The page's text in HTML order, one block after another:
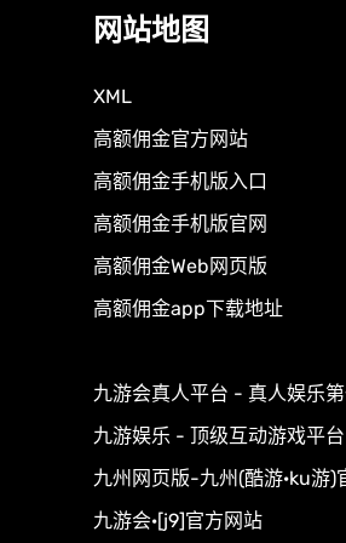
网站地图
XML
高额佣金官方网站
高额佣金手机版入口
高额佣金手机版官网
高额佣金Web网页版
高额佣金app下载地址
九游会真人平台 - 真人娱乐
九游娱乐 - 顶级互动游戏平台
九州网页版-九州(酷游·ku游)
九游会·[j9]官方网站